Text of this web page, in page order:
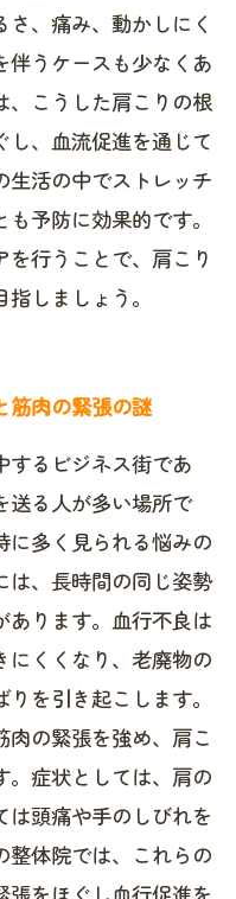
、痛み、動かしにく
伴うケースも少なくあ
、こうした肩こりの根
、血流促進を通じて
生活の中でストレッチ
予防に効果的です。
行うことで、肩こり
しましょう。
筋肉の緊張の謎
するビジネス街であ
送る人が多い場所で
に多く見られる悩みの
は、長時間の同じ姿勢
あります。血行不良は
にくくなり、老廃物の
を引き起こします。
肉の緊張を強め、肩こ
。症状としては、肩の
は頭痛や手のしびれを
整体院では、これらの